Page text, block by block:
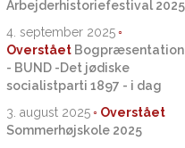
Arbejderhistoriefestival 2025
4. september 2025
Bogpræsentation
- BUND -Det jødiske
socialistparti 1897 - i dag
3. august 2025
Sommerhøjskole 2025